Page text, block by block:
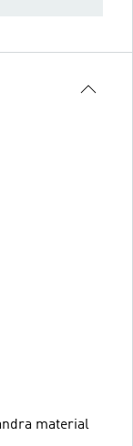
material